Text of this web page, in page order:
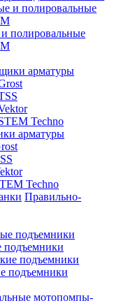
полировальные
арматуры
Techno
арматуры
Techno
Правильно-
подъемники